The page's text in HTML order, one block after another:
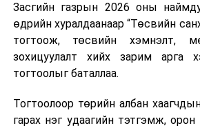
Шинэ хууль Францын зах зээлд
дуудлагын төвүүдэд
Мароккогийн дуудлагын
хувь Францын зах зээлээс
40–50 мянган ажлын байр
Засгийн газрын 2026 оны
өдрийн хуралдаанаар “Төсвийн
тогтоож, төсвийн хэмнэлт,
зохицуулалт хийх зарим арга
тогтоолыг баталлаа.
Тогтоолоор төрийн албан
гарах нэг удаагийн тэтгэмж,